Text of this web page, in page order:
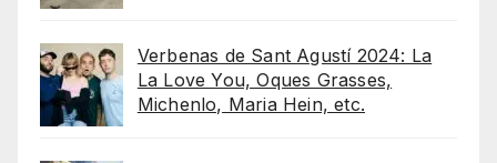
Verbenas de Sant Agustí 2024: La
La Love You, Oques Grasses,
Michenlo, Maria Hein, etc.